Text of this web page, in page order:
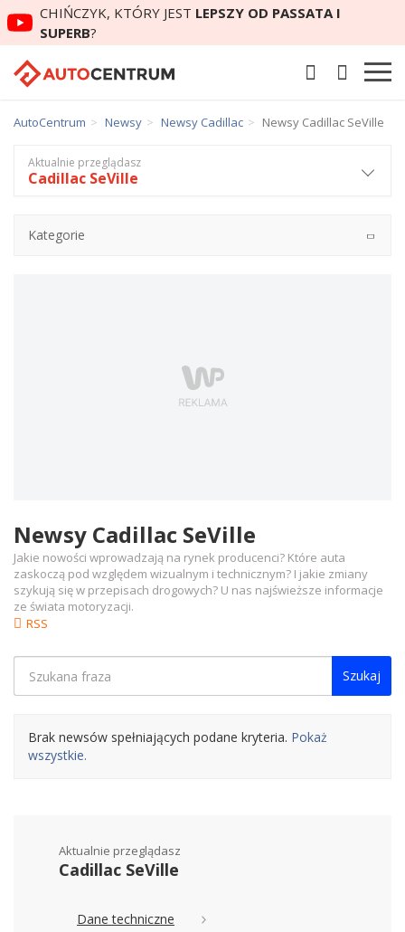
CHIŃCZYK, KTÓRY JEST LEPSZY OD PASSATA I
SUPERB?
AutoCentrum Newsy Newsy Cadillac Newsy Cadillac SeVille
Newsy Cadillac SeVille
RSS
Jakie nowości wprowadzają na rynek producenci? Które auta
zaskoczą pod względem wizualnym i technicznym? I jakie zmiany
szykują się w przepisach drogowych? U nas najświeższe informacje
ze świata motoryzacji.
Szukaj
Brak newsów spełniających podane kryteria. Pokaż
wszystkie.
Aktualnie przeglądasz
Cadillac SeVille
Kategorie
Aktualnie przeglądasz
Cadillac SeVille
Dane techniczne